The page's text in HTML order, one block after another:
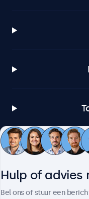
Hulp of advies
Bel ons of stuur een